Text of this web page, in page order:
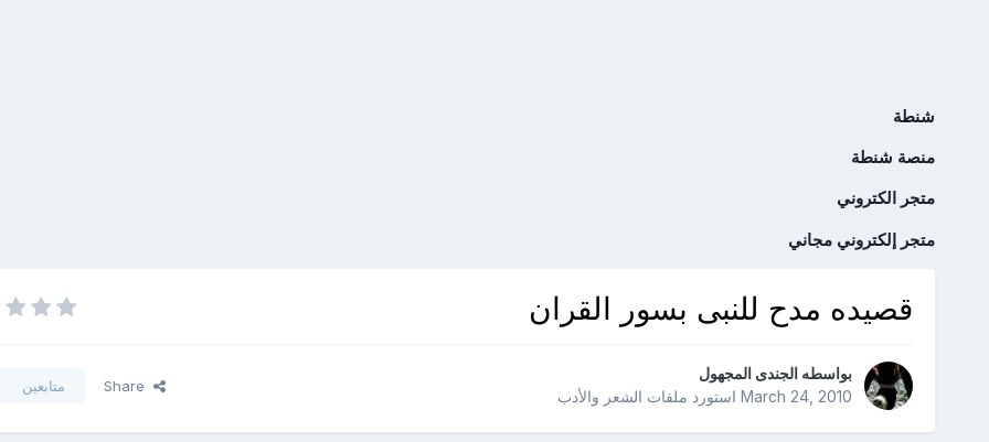
شنطة
منصة شنطة
متجر الكتروني
متجر إلكتروني مجاني
قصيده مدح للنبى بسور القران
بواسطه الجندى المجهول
March 24, 2010استورد ملفات الشعر والأدب
Share متابعين